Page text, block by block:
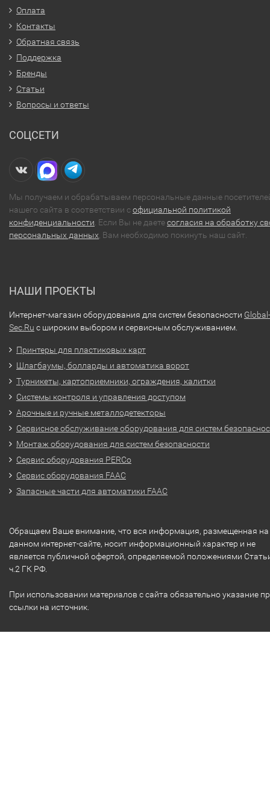
Оплата
Контакты
Обратная связь
Поддержка
Бренды
Статьи
Вопросы и ответы
СОЦСЕТИ
Мы получаем и обрабатываем персональные данные
нашего сайта в соответствии софициальной политикой
конфиденциальности . Если Вы не даетесогласия на обработку
персональных данных , Вам необходимо покинуть наш сайт.
НАШИ ПРОЕКТЫ
Интернет-магазин оборудования для систем безопасности Global-
Sec.Ru с широким выбором и сервисным обслуживанием.
Принтеры для пластиковых карт
Шлагбаумы, болларды и автоматика ворот
Турникеты, картоприемники, ограждения, калитки
Системы контроля и управления доступом
Арочные и ручные металлодетекторы
Сервисное обслуживание оборудования для систем
Монтаж оборудования для систем безопасности
Сервис оборудования PERCo
Сервис оборудования FAAC
Запасные части для автоматики FAAC
Обращаем Ваше внимание, что вся информация, размещенная на
данном интернет-сайте, носит информационный характер и не
является публичной офертой, определяемой положениями
ч.2 ГК РФ.
При использовании материалов с сайта обязательно указание
ссылки на источник.